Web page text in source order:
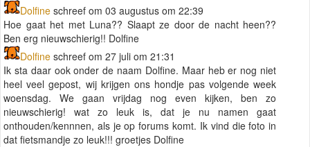
Dolfine schreef om 03 augustus om 22:39
Hoe gaat het met Luna?? Slaapt ze door de nacht heen??
Ben erg nieuwschierig!! Dolfine
Dolfine schreef om 27 juli om 21:31
Ik sta daar ook onder de naam Dolfine. Maar heb er nog niet
heel veel gepost, wij krijgen ons hondje pas volgende week
woensdag. We gaan vrijdag nog even kijken, ben zo
nieuwschierig! wat zo leuk is, dat je nu namen gaat
onthouden/kennnen, als je op forums komt. Ik vind die foto in
dat fietsmandje zo leuk!!! groetjes Dolfine